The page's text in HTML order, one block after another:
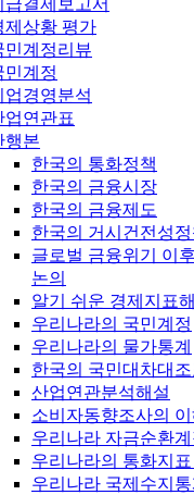
급결제보고서
제상황 평가
민계정리뷰
민계정
업경영분석
업연관표
행본
한국의 통화정책
한국의 금융시장
한국의 금융제도
한국의 거시건전성정
글로벌 금융위기 이
논의
알기 쉬운 경제지표
우리나라의 국민계정
우리나라의 물가통계
한국의 국민대차대
산업연관분석해설
소비자동향조사의 이
우리나라 자금순환
우리나라의 통화지표
우리나라 국제수지